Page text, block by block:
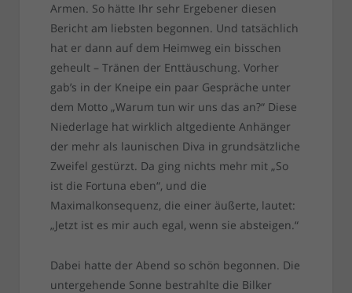
Armen. So hätte Ihr sehr Ergebener diesen
Bericht am liebsten begonnen. Und tatsächlich
hat er dann auf dem Heimweg ein bisschen
geheult – Tränen der Enttäuschung. Vorher
gab’s in der Kneipe ein paar Gespräche unter
dem Motto „Warum tun wir uns das an?“ Diese
Niederlage hat wirklich altgediente Anhänger
der mehr als launischen Diva in grundsätzliche
Zweifel gestürzt. Da ging nichts mehr mit „So
ist die Fortuna eben“, und die
Maximalkonsequenz, die einer äußerte, lautet:
„Jetzt ist es mir auch egal, wenn sie absteigen.“
Dabei hatte der Abend so schön begonnen. Die
untergehende Sonne bestrahlte die Bilker